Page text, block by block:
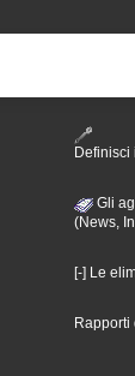
Definisci
Gli
(News,
[-] Le
Rapporti